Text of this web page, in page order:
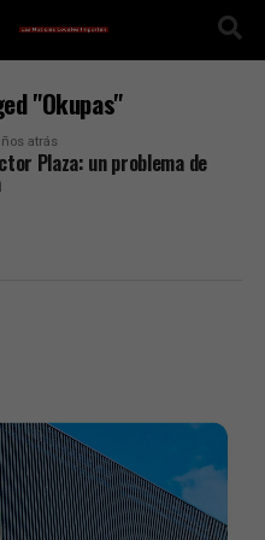
"Okupas"
atrás
Plaza: un problema de